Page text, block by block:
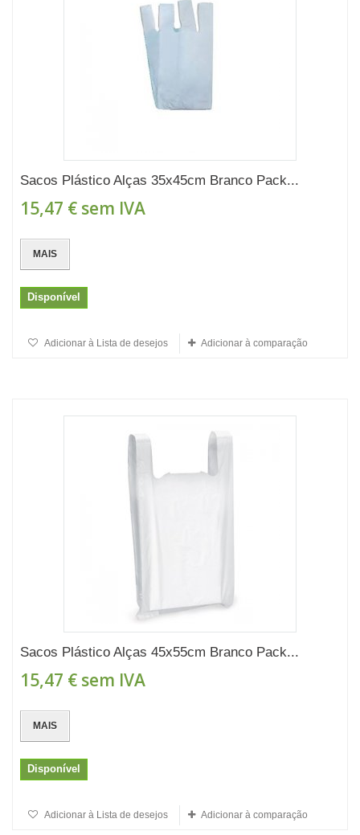
Sacos Plástico Alças 35x45cm Branco Pack...
15,47 € sem IVA
MAIS
Disponível
Adicionar à Lista de desejos Adicionar à comparação
Sacos Plástico Alças 45x55cm Branco Pack...
15,47 € sem IVA
MAIS
Disponível
Adicionar à Lista de desejos Adicionar à comparação